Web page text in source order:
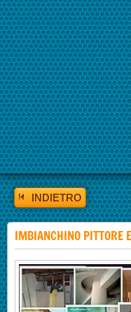
INDIETRO
IMBIANCHINO PITTORE